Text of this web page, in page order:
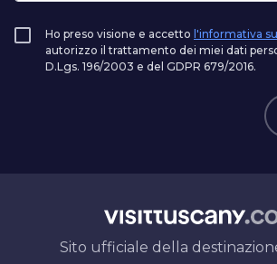
Ho preso visione e accetto l'informativa
autorizzo il trattamento dei miei dati
D.Lgs. 196/2003 e del GDPR 679/2016.
Sito ufficiale della